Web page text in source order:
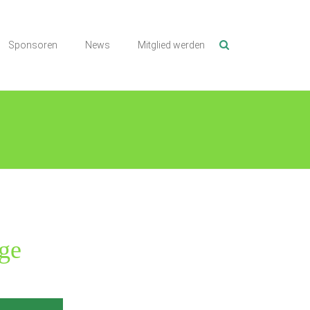
Sponsoren News Mitglied werden